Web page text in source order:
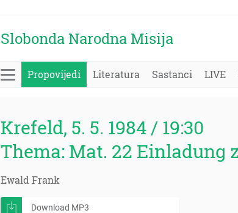
Slobonda Narodna Misija
Propovijedi Literatura Sastanci LIVE
Krefeld, 5. 5. 1984 / 19:30
Thema: Mat. 22
Ewald Frank
Download MP3